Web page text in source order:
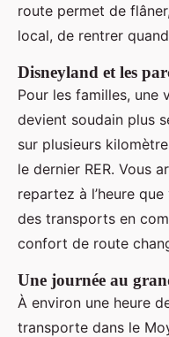
route permet de
local, de rentrer
Disneyland et les
Pour les familles, une
devient soudain plus
sur plusieurs
le dernier RER. Vous
repartez à l’heure
des transports en
confort de route
Une journée au
À environ une heure
transporte dans le